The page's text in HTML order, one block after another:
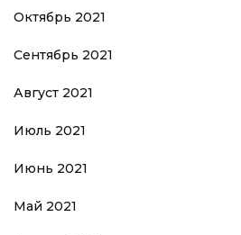
Октябрь 2021
Сентябрь 2021
Август 2021
Июль 2021
Июнь 2021
Май 2021